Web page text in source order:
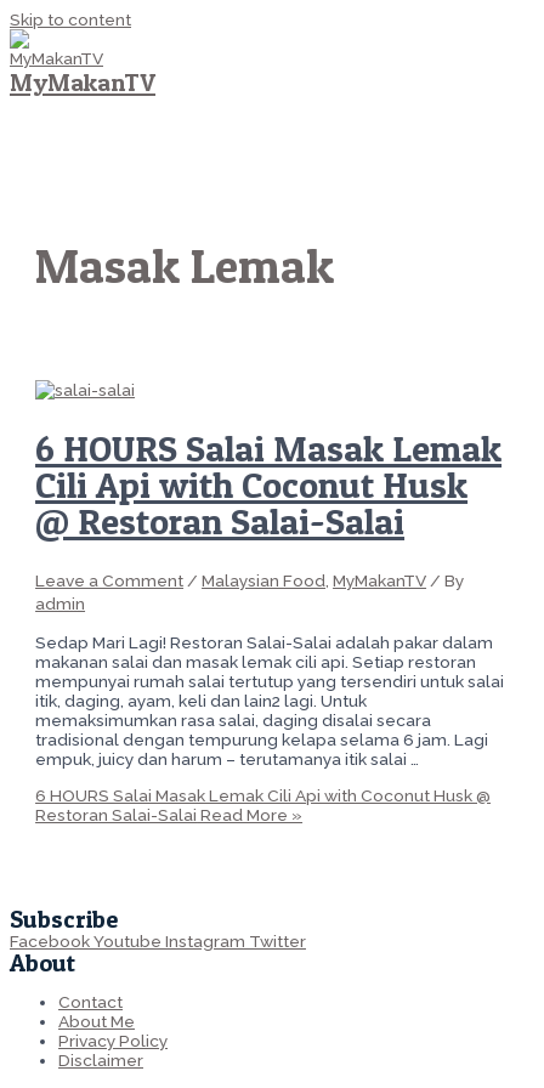
Skip to content
MyMakanTV
Masak Lemak
6 HOURS Salai Masak Lemak
Cili Api with Coconut Husk
@ Restoran Salai-Salai
Leave a Comment/Malaysian Food,MyMakanTV/ By
admin
Sedap Mari Lagi! Restoran Salai-Salai adalah pakar dalam
makanan salai dan masak lemak cili api. Setiap restoran
mempunyai rumah salai tertutup yang tersendiri untuk salai
itik, daging, ayam, keli dan lain2 lagi. Untuk
memaksimumkan rasa salai, daging disalai secara
tradisional dengan tempurung kelapa selama 6 jam. Lagi
empuk, juicy dan harum – terutamanya itik salai …
6 HOURS Salai Masak Lemak Cili Api with Coconut Husk @
Restoran Salai-Salai Read More »
Subscribe
FacebookYoutube Instagram Twitter
About
Contact
About Me
Privacy Policy
Disclaimer